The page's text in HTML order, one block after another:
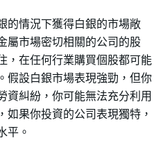
的情況下獲得白銀的市場敞
屬市場密切相關的公司的股
，在任何行業購買個股都可能
假設白銀市場表現強勁，但你
資糾紛，你可能無法充分利用
如果你投資的公司表現獨特，
平。